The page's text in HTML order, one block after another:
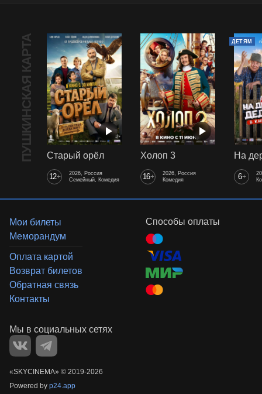
ПУШКИНСКАЯ КАРТА Старый орёл
12+
2026, Россия
Семейный, Комедия
Холоп 3
16+
2026, Россия
Комедия
ДЕТЯМ
6+
Мои билеты
Меморандум
Оплата картой
Возврат билетов
Обратная связь
Контакты
Способы оплаты
«‎SKYCINEMA» © 2019-2026
Powered by p24.app